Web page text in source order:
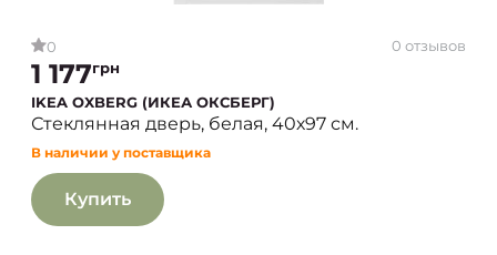
0 0 отзывов
1 177грн
IKEA OXBERG (ИКЕА ОКСБЕРГ)
Стеклянная дверь, белая, 40х97 см.
В наличии у поставщика
Купить